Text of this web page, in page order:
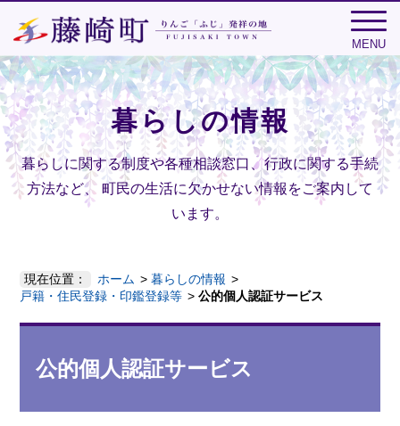
MENU
暮らしの情報
暮らしに関する制度や各種相談窓口、行政に関する手続
方法など、 町民の生活に欠かせない情報をご案内して
います。
現在位置： ホーム
暮らしの情報
戸籍・住民登録・印鑑登録等
公的個人認証サービス
公的個人認証サービス